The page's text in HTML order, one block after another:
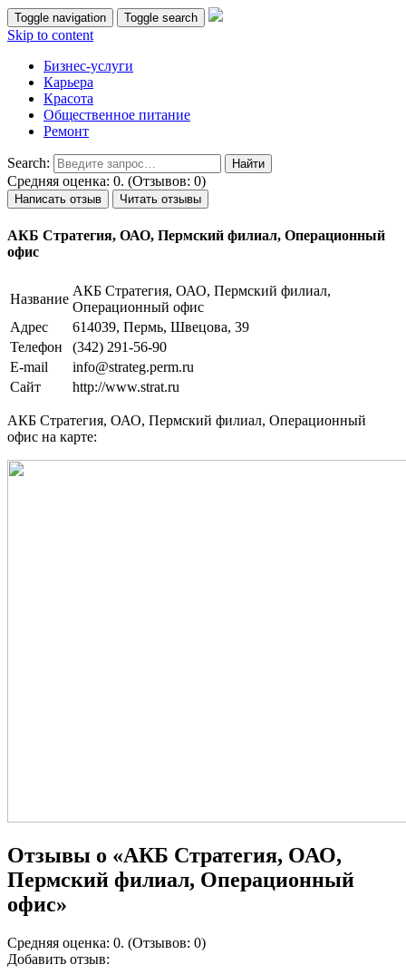
Toggle navigation Toggle search
Skip to content
Бизнес-услуги
Карьера
Красота
Общественное питание
Ремонт
Search:
Средняя оценка: 0. (Отзывов: 0)
Написать отзыв Читать отзывы
АКБ Стратегия, ОАО, Пермский филиал, Операционный
офис
Название
АКБ Стратегия, ОАО, Пермский филиал,
Операционный офис
Адрес
614039, Пермь, Швецова, 39
Телефон
(342) 291-56-90
E-mail
info@strateg.perm.ru
Сайт
http://www.strat.ru
АКБ Стратегия, ОАО, Пермский филиал, Операционный
офис на карте:
Отзывы о «АКБ Стратегия, ОАО,
Пермский филиал, Операционный
офис»
Средняя оценка: 0. (Отзывов: 0)
Добавить отзыв: